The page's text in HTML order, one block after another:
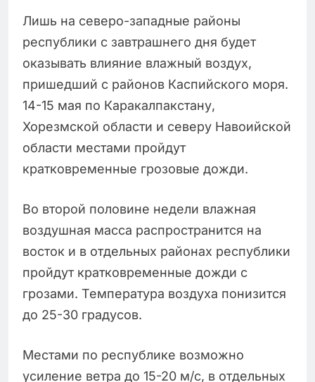
Лишь на северо-западные районы
республики с завтрашнего дня будет
оказывать влияние влажный воздух,
пришедший с районов Каспийского моря.
14-15 мая по Каракалпакстану,
Хорезмской области и северу Навоийской
области местами пройдут
кратковременные грозовые дожди.
Во второй половине недели влажная
воздушная масса распространится на
восток и в отдельных районах республики
пройдут кратковременные дожди с
грозами. Температура воздуха понизится
до 25-30 градусов.
Местами по республике возможно
усиление ветра до 15-20 м/с, в отдельных